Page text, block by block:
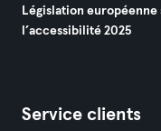
Législation européenne
l’accessibilité 2025
Service clients